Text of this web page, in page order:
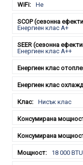
Не
Енергиен клас А+
Енергиен клас А++
Нисък клас
18 000 BTU